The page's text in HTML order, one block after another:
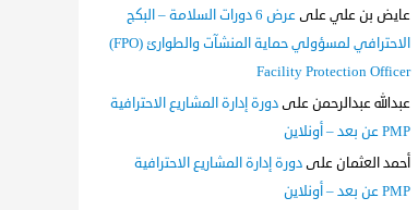
عايض بن عليعلى
عرض 6 دورات السلامة – البكج
الاحترافي لمسؤولي حماية المنشآت والطوارئ (FPO)
Facility Protection Officer
عبدالله عبدالرحمنعلىدورة إدارة المشاريع الاحترافية
PMP عن بعد – أونلاين
أحمد العثمانعلىدورة إدارة المشاريع الاحترافية
PMP عن بعد – أونلاين